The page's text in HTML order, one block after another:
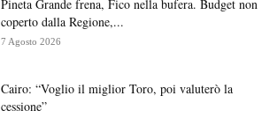
Pineta Grande frena, Fico nella bufera. Budget non
coperto dalla Regione,...
7 Agosto 2026
Cairo: “Voglio il miglior Toro, poi valuterò la
cessione”